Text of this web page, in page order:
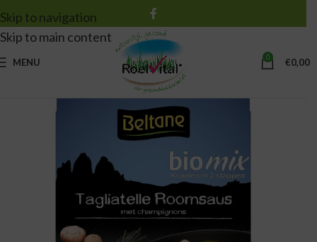
Skip to navigation
Skip to main content
MENU 0 €0,00